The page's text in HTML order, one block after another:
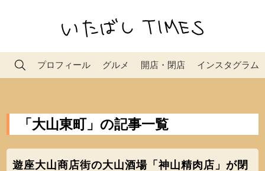
プロフィール グルメ 開店・閉店 インスタグラム
「大山東町」の記事一覧
遊座大山商店街の大山酒場「神山精肉店」が閉